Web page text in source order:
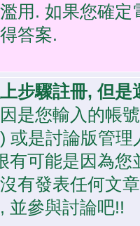
用. 如果您確
答案.
步驟註冊, 但是
是您輸入的帳
或是討論版管
有可能是因為
有發表任何文
並參與討論吧!!